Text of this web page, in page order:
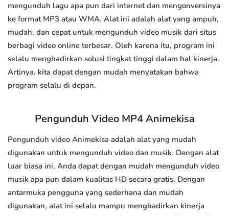
mengunduh lagu apa pun dari internet dan mengonversinya
ke format MP3 atau WMA. Alat ini adalah alat yang ampuh,
mudah, dan cepat untuk mengunduh video musik dari situs
berbagi video online terbesar. Oleh karena itu, program ini
selalu menghadirkan solusi tingkat tinggi dalam hal kinerja.
Artinya, kita dapat dengan mudah menyatakan bahwa
program selalu di depan.
Pengunduh Video MP4 Animekisa
Pengunduh video Animekisa adalah alat yang mudah
digunakan untuk mengunduh video dan musik. Dengan alat
luar biasa ini, Anda dapat dengan mudah mengunduh video
musik apa pun dalam kualitas HD secara gratis. Dengan
antarmuka pengguna yang sederhana dan mudah
digunakan, alat ini selalu mampu menghadirkan kinerja